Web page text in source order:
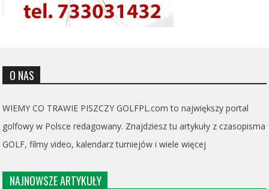
O NAS
WIEMY CO TRAWIE PISZCZY GOLFPL.com to największy portal
golfowy w Polsce redagowany. Znajdziesz tu artykuły z czasopisma
GOLF, filmy video, kalendarz turniejów i wiele więcej
NAJNOWSZE ARTYKUŁY